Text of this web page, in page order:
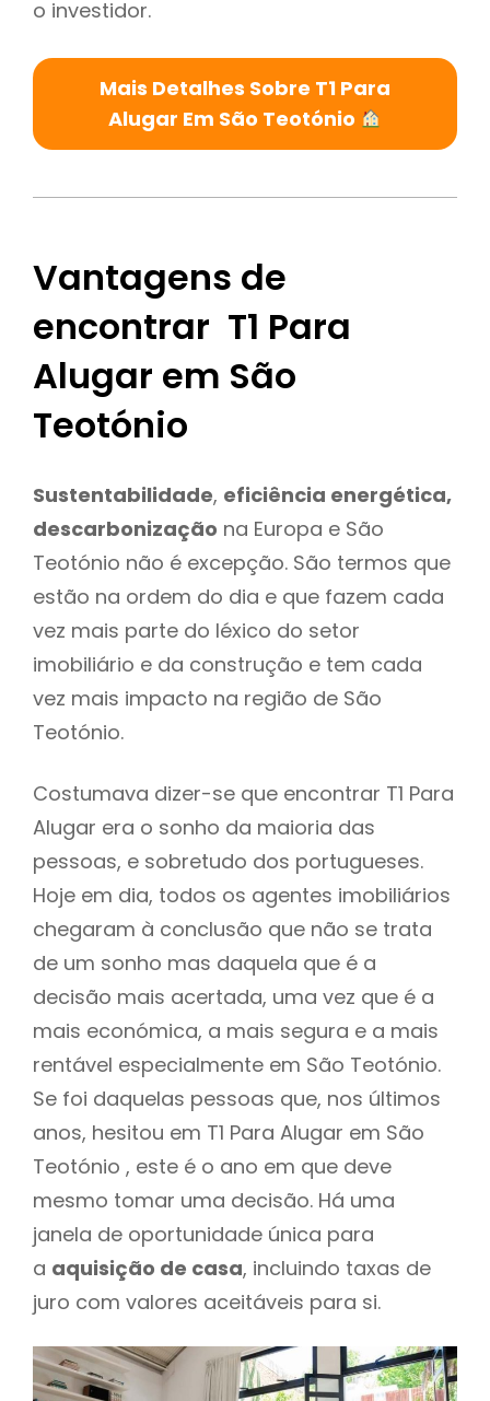
o investidor.
Mais Detalhes Sobre T1 Para
Alugar Em São Teotónio
Vantagens de
encontrar T1 Para
Alugar em São
Teotónio
Sustentabilidade, eficiência energética,
descarbonização na Europa e São
Teotónio não é excepção. São termos que
estão na ordem do dia e que fazem cada
vez mais parte do léxico do setor
imobiliário e da construção e tem cada
vez mais impacto na região de São
Teotónio.
Costumava dizer-se que encontrar T1 Para
Alugar era o sonho da maioria das
pessoas, e sobretudo dos portugueses.
Hoje em dia, todos os agentes imobiliários
chegaram à conclusão que não se trata
de um sonho mas daquela que é a
decisão mais acertada, uma vez que é a
mais económica, a mais segura e a mais
rentável especialmente em São Teotónio.
Se foi daquelas pessoas que, nos últimos
anos, hesitou em T1 Para Alugar em São
Teotónio , este é o ano em que deve
mesmo tomar uma decisão. Há uma
janela de oportunidade única para
a aquisição de casa, incluindo taxas de
juro com valores aceitáveis para si.